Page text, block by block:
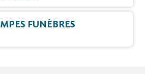
FUNÈBRES